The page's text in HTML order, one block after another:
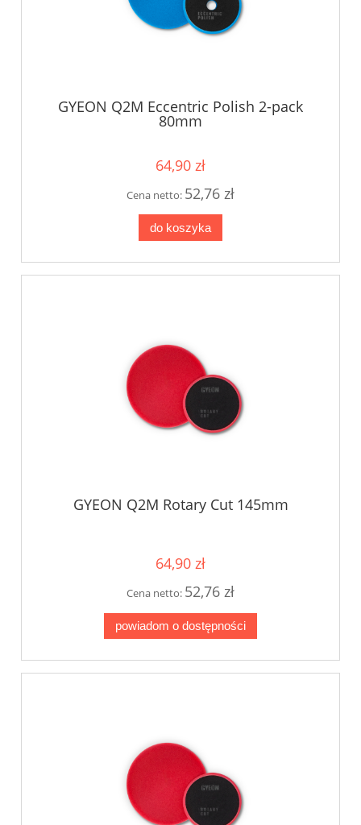
GYEON Q2M Eccentric Polish 2-pack
80mm
64,90 zł
Cena netto: 52,76 zł
do koszyka
GYEON Q2M Rotary Cut 145mm
64,90 zł
Cena netto: 52,76 zł
powiadom o dostępności